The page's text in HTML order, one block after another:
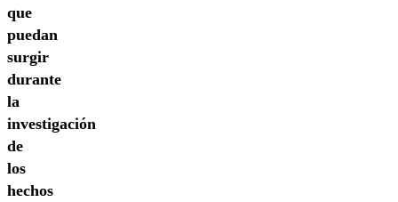
que
puedan
surgir
durante
la
investigación
de
los
hechos